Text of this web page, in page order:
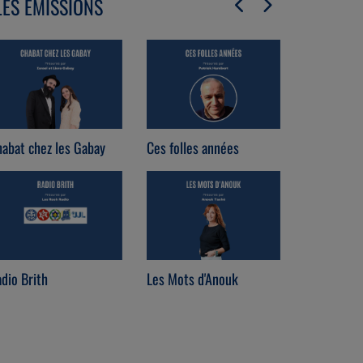
ÉMISSIONS
chez les Gabay
Brith
Ces folles années
Les Mots d'Anouk